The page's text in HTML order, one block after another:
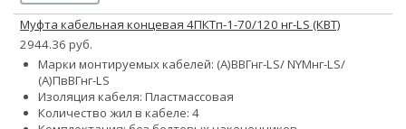
Муфта кабельная концевая 4ПКТп-1-70/120 нг-LS (КВТ)
2944.36 руб.
Марки монтируемых кабелей: (А)ВВГнг-LS/ NYMнг-LS/
(А)ПвВГнг-LS
Изоляция кабеля: Пластмассовая
Количество жил в кабеле: 4